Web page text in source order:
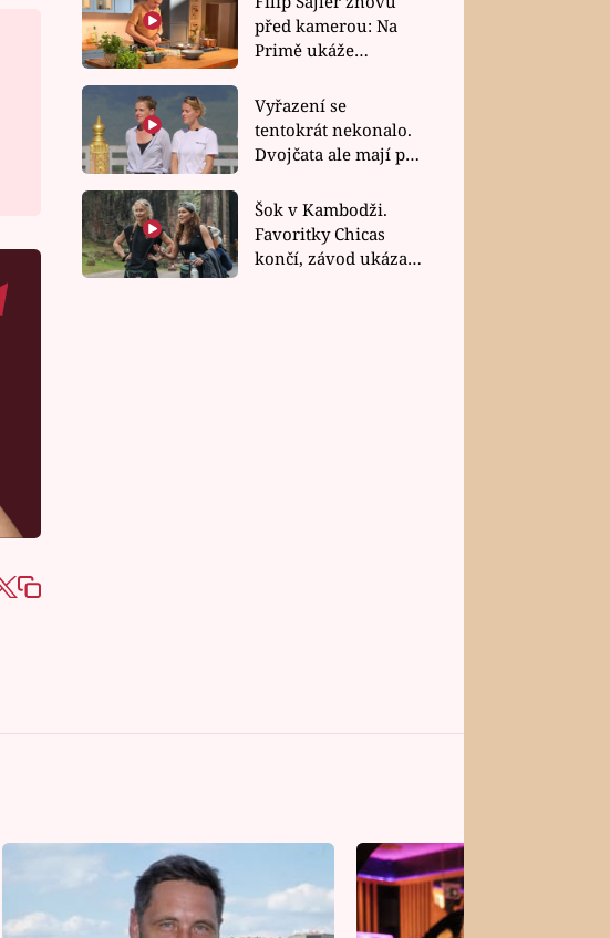
před kamerou: Na
Primě ukáže
rychlé recepty
Vyřazení se
tentokrát nekonalo.
Dvojčata ale mají po
závodu nůž na krku
Šok v Kambodži.
Favoritky Chicas
končí, závod ukázal